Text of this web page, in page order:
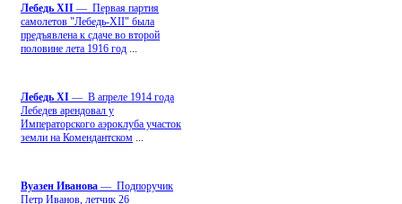
Лебедь ХII — Первая партия
самолетов "Лебедь-ХII" была
предъявлена к сдаче во второй
половине лета 1916 год
Лебедь ХI — В апреле 1914 года
Лебедев арендовал у
Императорского аэроклуба участок
земли на Комендантском
Вуазен Иванова — Подпоручик
Петр Иванов, летчик 26